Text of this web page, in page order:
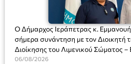
Ο Δήμαρχος Ιεράπετρας κ.
σήμερα συνάντηση με τον Διοικητή
Διοίκησης του Λιμενικού Σώματος –
Ακτοφυλακής (Λ.Σ.-ΕΛ.ΑΚΤ.),
06/08/2026